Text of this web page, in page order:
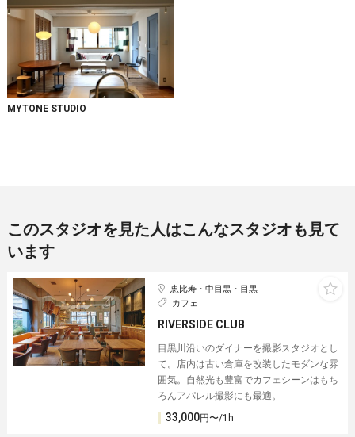
MYTONE STUDIO
このスタジオを見た人はこんなスタジオも見て
います
恵比寿・中目黒・目黒
カフェ
RIVERSIDE CLUB
目黒川沿いのダイナーを撮影スタジオとし
て。店内は古い倉庫を改装したモダンな雰
囲気。自然光も豊富でカフェシーンはもち
ろんアパレル撮影にも最適。
33,000円〜/1h